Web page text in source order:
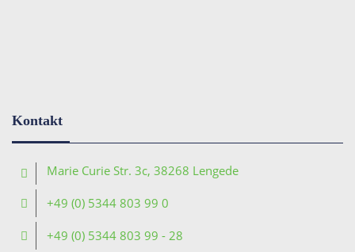
Kontakt
Marie Curie Str. 3c, 38268 Lengede
+49 (0) 5344 803 99 0
+49 (0) 5344 803 99 - 28